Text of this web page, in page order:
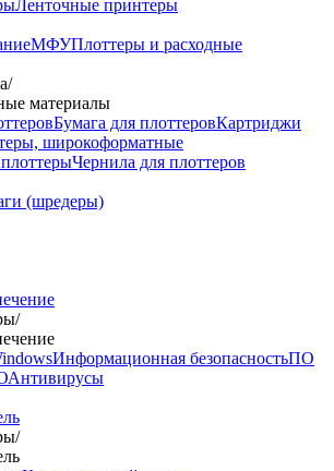
Ленточные принтеры
МФУПлоттеры и расходные
/
материалы
Бумага для плоттеровКартриджи
широкоформатные
Чернила для плоттеров
(шредеры)
/
Информационная безопасностьПО
Антивирусы
/